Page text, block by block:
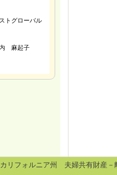
トグローバル
麻起子
カリフォルニア州 夫婦共有財産－